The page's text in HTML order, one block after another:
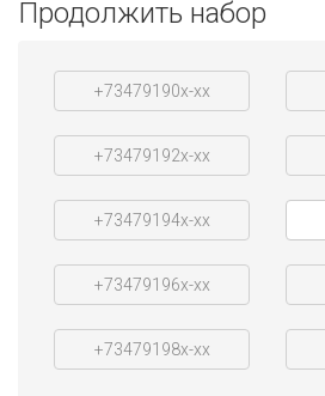
Продолжить набор
+73479190x-xx
+73479192x-xx
+73479194x-xx
+73479196x-xx
+73479198x-xx